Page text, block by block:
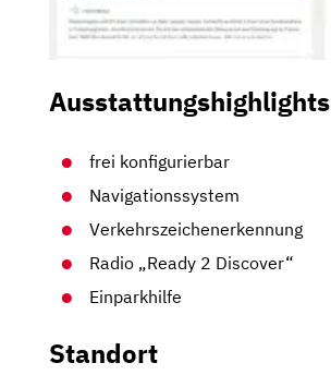
Ausstattungshighlights
frei konfigurierbar
Navigationssystem
Verkehrszeichenerkennung
Radio „Ready 2 Discover“
Einparkhilfe
Standort